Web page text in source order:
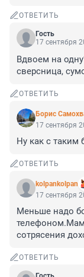
ОТВЕТИТЬ
Гость
17 сентября
Вдвоем на
сверсница,
ОТВЕТИТЬ
Борис
17 сентября
Ну как с таким
ОТВЕТИТЬ
kolpankolpan
17 сентября
Меньше надо
сотрясения
ОТВЕТИТЬ